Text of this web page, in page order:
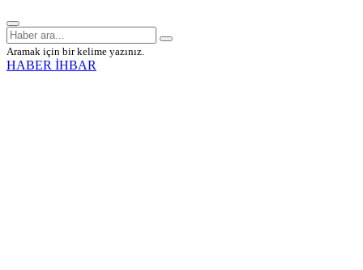
Aramak için bir kelime yazınız.
HABER İHBAR